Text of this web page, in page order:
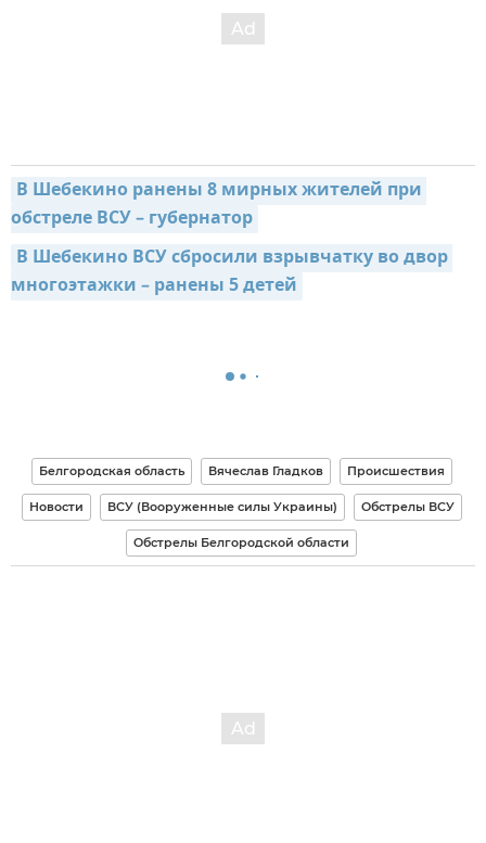
В Шебекино ранены 8 мирных жителей при
обстреле ВСУ – губернатор
В Шебекино ВСУ сбросили взрывчатку во двор
многоэтажки – ранены 5 детей
Белгородская область Вячеслав Гладков Происшествия
Новости ВСУ (Вооруженные силы Украины) Обстрелы ВСУ
Обстрелы Белгородской области